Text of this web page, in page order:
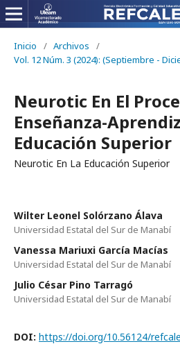
Inicio / Archivos
/
Vol. 12 Núm. 3 (2024): (Septiembre -
Neurotic En El
Enseñanza-
Educación Superior
Neurotic En La Educación Superior
Wilter Leonel Solórzano Álava
Universidad Estatal del Sur de Manabí
Vanessa Mariuxi García Macías
Universidad Estatal del Sur de Manabí
Julio César Pino Tarragó
Universidad Estatal del Sur de Manabí
DOI: https://doi.org/10.56124/